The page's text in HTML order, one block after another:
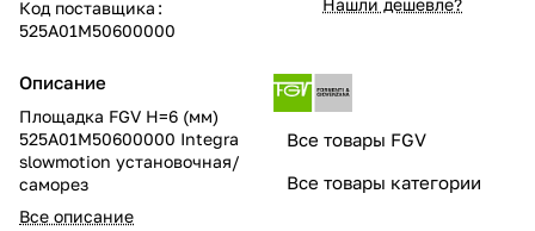
Код поставщика :
525A01M50600000
Описание
Площадка FGV H=6 (мм)
525A01M50600000 Integra
slowmotion установочная/
саморез
Все описание
Все товары FGV
Все товары категории